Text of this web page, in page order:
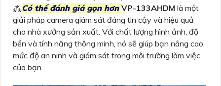
⁂Có thể đánh giá gọn hơn VP-133AHDM là một
giải pháp camera giám sát đáng tin cậy và hiệu quả
cho nhà xưởng sản xuất. Với chất lượng hình ảnh, độ
bền và tính năng thông minh, nó sẽ giúp bạn nâng cao
mức độ an ninh và giám sát trong môi trường làm việc
của bạn.